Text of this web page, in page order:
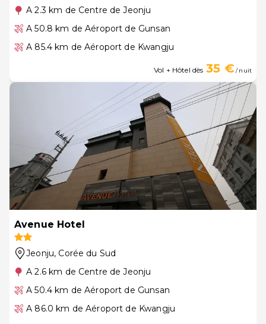
A 2.3 km de Centre de Jeonju
A 50.8 km de Aéroport de Gunsan
A 85.4 km de Aéroport de Kwangju
Vol + Hôtel dès 35 €/ nuit
Avenue Hotel
Jeonju, Corée du Sud
A 2.6 km de Centre de Jeonju
A 50.4 km de Aéroport de Gunsan
A 86.0 km de Aéroport de Kwangju